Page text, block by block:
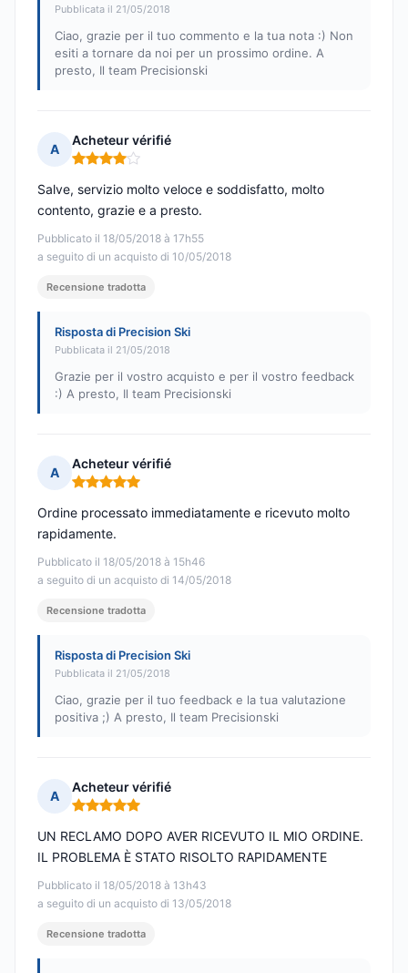
Pubblicata il 21/05/2018
Ciao, grazie per il tuo commento e la tua nota :) Non
esiti a tornare da noi per un prossimo ordine. A
presto, Il team Precisionski
A
Acheteur vérifié
Nota: 4 su 5
Pubblicato il 18/05/2018 à 17h55
a seguito di un acquisto di 10/05/2018
Salve, servizio molto veloce e soddisfatto, molto
contento, grazie e a presto.
Recensione tradotta
Risposta di Precision Ski
Pubblicata il 21/05/2018
Grazie per il vostro acquisto e per il vostro feedback
:) A presto, Il team Precisionski
A
Acheteur vérifié
Nota: 5 su 5
Pubblicato il 18/05/2018 à 15h46
a seguito di un acquisto di 14/05/2018
Ordine processato immediatamente e ricevuto molto
rapidamente.
Recensione tradotta
Risposta di Precision Ski
Pubblicata il 21/05/2018
Ciao, grazie per il tuo feedback e la tua valutazione
positiva ;) A presto, Il team Precisionski
A
Acheteur vérifié
Nota: 5 su 5
Pubblicato il 18/05/2018 à 13h43
a seguito di un acquisto di 13/05/2018
UN RECLAMO DOPO AVER RICEVUTO IL MIO ORDINE.
IL PROBLEMA È STATO RISOLTO RAPIDAMENTE
Recensione tradotta